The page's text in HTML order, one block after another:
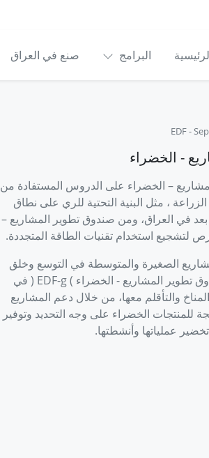
البرامج صنع في العراق
-
- الخضراء
– الخضراء على الدروس المستفادة من
، مثل البنية التحتية للري على نطاق
في العراق، ومن صندوق تطوير المشاريع –
لتشجيع استخدام تقنيات الطاقة المتجددة.
الصغيرة والمتوسطة في التوسع وخلق
فرص العمل - يساهم صندوق تطوير المشاريع - الخضراء ) EDF-g ( في
والتأقلم معها، من خلال دعم المشاريع
للمنتجات الخضراء على وجه التحديد وتوفير
عملياتها وأنشطتها.